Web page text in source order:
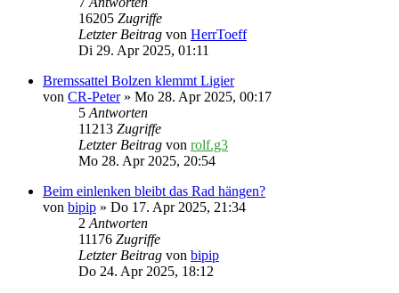
16205 Zugriffe
Letzter Beitrag von HerrToeff
Di 29. Apr 2025, 01:11
Bremssattel Bolzen klemmt Ligier
von CR-Peter» Mo 28. Apr 2025, 00:17
5Antworten
11213 Zugriffe
Letzter Beitrag von rolf.g3
Mo 28. Apr 2025, 20:54
Beim einlenken bleibt das Rad hängen?
von bipip » Do 17. Apr 2025, 21:34
2Antworten
11176 Zugriffe
Letzter Beitrag von bipip
Do 24. Apr 2025, 18:12